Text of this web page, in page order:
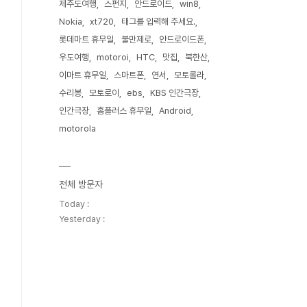
제주도여행 스펀지 안드로이드
win8
Nokia
xt720
태그를 입력해 주세요.
롯데마트 휴무일
불만제로
안드로이드폰
우도여행
motoroi HTC 맛집
북한산
이마트 휴무일
스마트폰 연서
모토롤라
수리봉
모토로이 ebs
KBS 인간극장
인간극장
홈플러스 휴무일
Android
motorola
전체 방문자
Today :
Yesterday :